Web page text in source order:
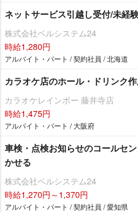
ネットサービス引越し受付/未経
株式会社ベルシステム24
時給1,280円
アルバイト・パート / 契約社員 / 北海道
カラオケ店のホール・ドリンク
カラオケレインボー 藤井寺店
時給1,475円
アルバイト・パート / 大阪府
車検・点検お知らせのコールセ
かせる
株式会社ベルシステム24
時給1,270円～1,370円
アルバイト・パート / 契約社員 / 愛知県